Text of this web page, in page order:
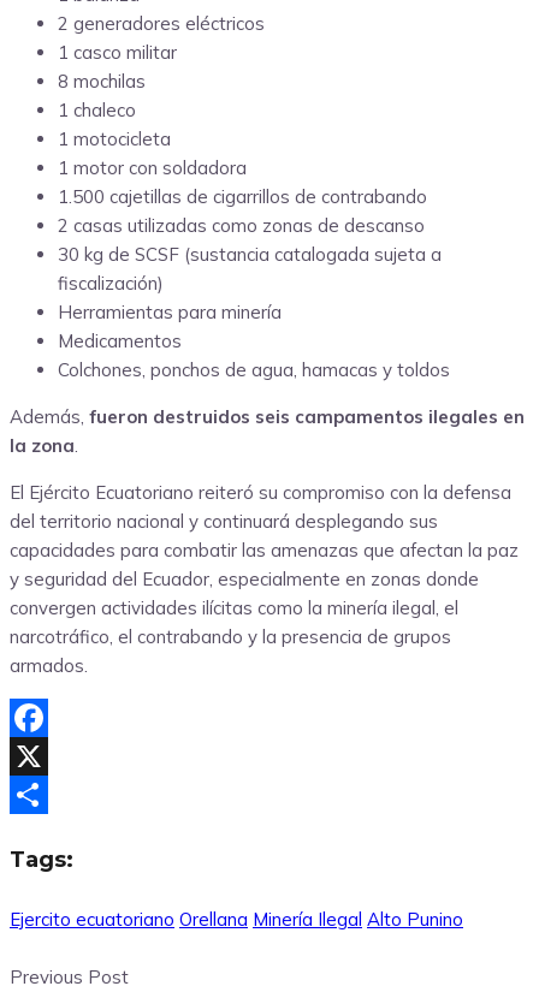
2 generadores eléctricos
1 casco militar
8 mochilas
1 chaleco
1 motocicleta
1 motor con soldadora
1.500 cajetillas de cigarrillos de contrabando
2 casas utilizadas como zonas de descanso
30 kg de SCSF (sustancia catalogada sujeta a
fiscalización)
Herramientas para minería
Medicamentos
Colchones, ponchos de agua, hamacas y toldos
Además, fueron destruidos seis campamentos ilegales en
la zona.
El Ejército Ecuatoriano reiteró su compromiso con la defensa
del territorio nacional y continuará desplegando sus
capacidades para combatir las amenazas que afectan la paz
y seguridad del Ecuador, especialmente en zonas donde
convergen actividades ilícitas como la minería ilegal, el
narcotráfico, el contrabando y la presencia de grupos
armados.
Facebook
X
Tags:
Ejercito ecuatoriano Orellana Minería Ilegal Alto Punino
Previous Post